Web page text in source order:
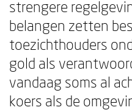
strengere
belangen zetten
toezichthouders
gold als
vandaag soms al
koers als de